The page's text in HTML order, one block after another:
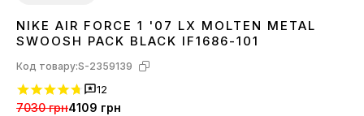
3637 38 39 40414344 45
NIKE AIR FORCE 1 '07 LX MOLTEN METAL
SWOOSH PACK BLACK IF1686-101
Код товару:S-2359139
12
7030 грн4109 грн